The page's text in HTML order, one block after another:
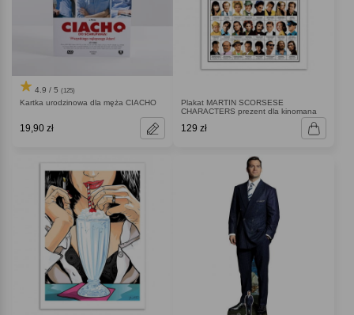
4.9 / 5 (125)
Kartka urodzinowa dla męża CIACHO
19,90 zł
Plakat MARTIN SCORSESE
CHARACTERS prezent dla kinomana
129 zł